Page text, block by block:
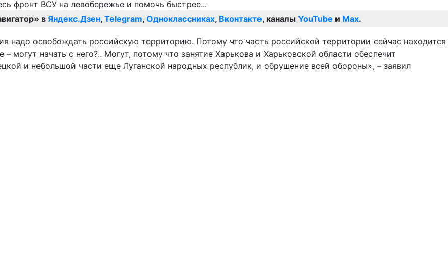
в Яндекс.Дзен, Telegram, Одноклассниках, Вконтакте, каналы YouTube и Max.
надо освобождать российскую территорию. Потому что часть российской территории сейчас находится
начать с него?.. Могут, потому что занятие Харькова и Харьковской области обеспечит
и небольшой части еще Луганской народных республик, и обрушение всей обороны», – заявил